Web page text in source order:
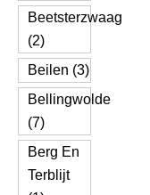
Beetsterzwaag
(2)
Beilen (3)
Bellingwolde
(7)
Berg En
Terblijt